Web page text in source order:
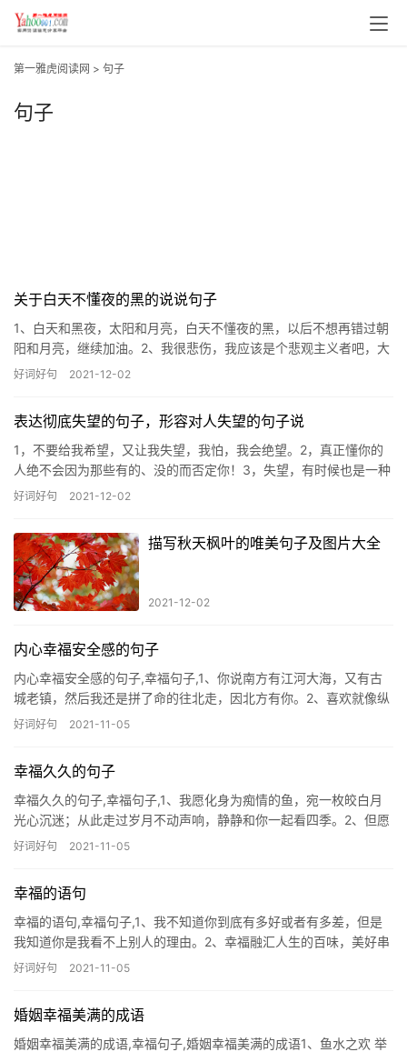
第一雅虎阅读网 > 句子
句子
关于白天不懂夜的黑的说说句子
1、白天和黑夜，太阳和月亮，白天不懂夜的黑，以后不想再错过朝
阳和月亮，继续加油。2、我很悲伤，我应该是个悲观主义者吧，大
家不能理解我的悲伤，就像白天不懂夜的黑。3、困的时候和不困的
好词好句 2021-12-02
表达彻底失望的句子，形容对人失望的句子说
1，不要给我希望，又让我失望，我怕，我会绝望。2，真正懂你的
人绝不会因为那些有的、没的而否定你！3，失望，有时候也是一种
幸福，因为有所期待所以才会失望。因为有爱，才会有期待，所以
好词好句 2021-12-02
描写秋天枫叶的唯美句子及图片大全
2021-12-02
内心幸福安全感的句子
内心幸福安全感的句子,幸福句子,1、你说南方有江河大海，又有古
城老镇，然后我还是拼了命的往北走，因北方有你。2、喜欢就像纵
然万劫不复，纵然入骨相思，我也待你眉眼如初，岁
好词好句 2021-11-05
幸福久久的句子
幸福久久的句子,幸福句子,1、我愿化身为痴情的鱼，宛一枚皎白月
光心沉迷；从此走过岁月不动声响，静静和你一起看四季。2、但愿
幸福是我手上的一颗宝石，我要把它送给你，让它在
好词好句 2021-11-05
幸福的语句
幸福的语句,幸福句子,1、我不知道你到底有多好或者有多差，但是
我知道你是我看不上别人的理由。2、幸福融汇人生的百味，美好串
联生活的点滴；健康激发生命的活力，快乐荡漾轻松
好词好句 2021-11-05
婚姻幸福美满的成语
婚姻幸福美满的成语,幸福句子,婚姻幸福美满的成语1、鱼水之欢 举